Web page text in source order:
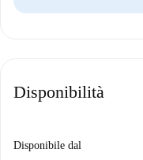
Disponibilità
Disponibile dal